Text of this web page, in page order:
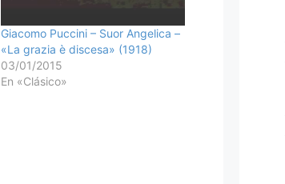
Giacomo Puccini – Suor Angelica –
«La grazia è discesa» (1918)
03/01/2015
En «Clásico»